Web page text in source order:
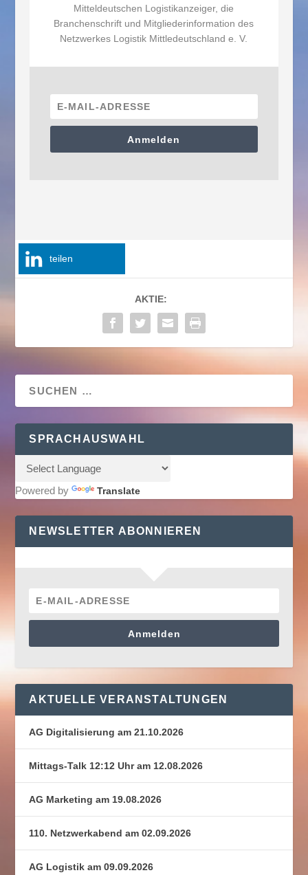
Mitteldeutschen Logistikanzeiger, die
Branchenschrift und Mitgliederinformation des
Netzwerkes Logistik Mittledeutschland e. V.
Anmelden
teilen
AKTIE:
SPRACHAUSWAHL
Powered by Translate
NEWSLETTER ABONNIEREN
Anmelden
AKTUELLE VERANSTALTUNGEN
AG Digitalisierung am 21.10.2026
Mittags-Talk 12:12 Uhr am 12.08.2026
AG Marketing am 19.08.2026
110. Netzwerkabend am 02.09.2026
AG Logistik am 09.09.2026